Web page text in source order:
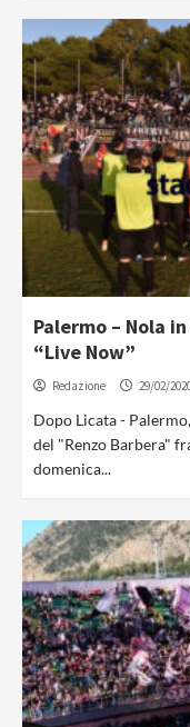
Palermo – Nola
“Live Now”
Redazione 29/02/
Dopo Licata -
del "Renzo Barbera"
domenica...